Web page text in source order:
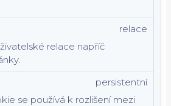
relace napříč
relace
se používá k rozlišení mezi
persistentní